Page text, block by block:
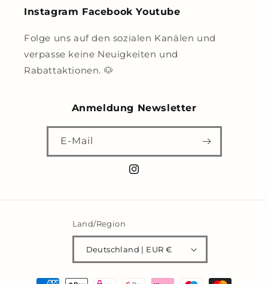
Instagram Facebook Youtube
Folge uns auf den sozialen Kanälen und
verpasse keine Neuigkeiten und
Rabattaktionen. 🐶
Anmeldung Newsletter
E-Mail
Instagram
Land/Region
Deutschland | EUR €
Zahlungsmethoden